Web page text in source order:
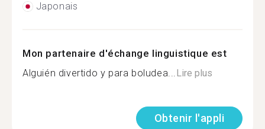
Japonais
Mon partenaire d'échange linguistique est
Alguién divertido y para boludea...Lire plus
Obtenir l'appli